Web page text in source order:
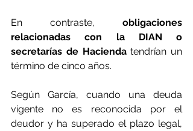
En contraste, obligaciones
relacionadas con la DIAN o
secretarías de Hacienda tendrían un
término de cinco años.
Según García, cuando una deuda
vigente no es reconocida por el
deudor y ha superado el plazo legal,